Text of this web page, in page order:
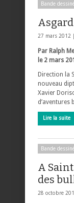
Bande
27 mars 2012 |
Par Ralph
le 2 mars
Direction la
nouveau
Xavier
d’aventures
Lire la suite
Bande
A
des
28 octobre